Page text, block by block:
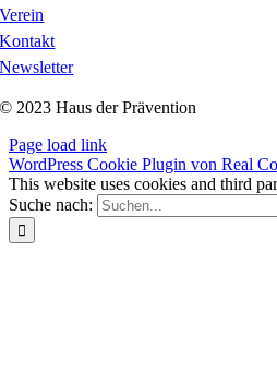
Verein
Kontakt
Newsletter
© 2023 Haus der Prävention
Page load link
WordPress Cookie Plugin von Real
This website uses cookies and third
Suche nach: